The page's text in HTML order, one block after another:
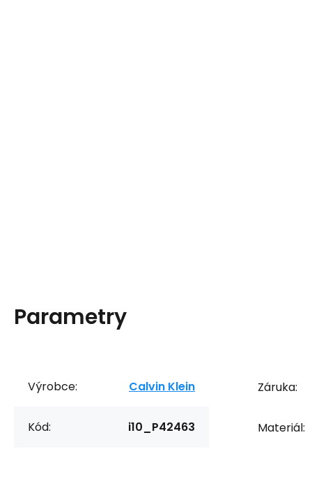
Parametry
Výrobce: Calvin Klein
Kód: i10_P42463
Záruka:
Materiál: